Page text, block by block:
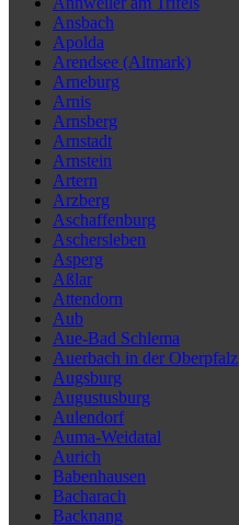
Ansbach
Apolda
Arendsee (Altmark)
Arneburg
Arnis
Arnsberg
Arnstadt
Arnstein
Artern
Arzberg
Aschaffenburg
Aschersleben
Asperg
Aßlar
Attendorn
Aub
Aue-Bad Schlema
Auerbach in der Oberpfalz
Augsburg
Augustusburg
Aulendorf
Auma-Weidatal
Aurich
Babenhausen
Bacharach
Backnang